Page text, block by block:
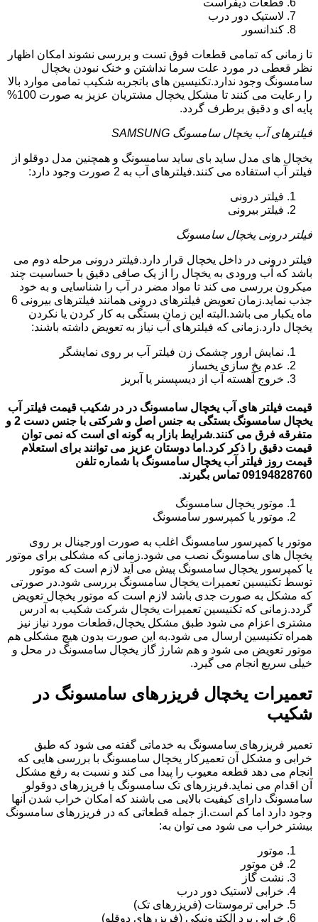
لاستیک دور درب
کندانسور
تا زمانی که تمامی قطعات فوق تست و بررسی نشوند امکان اظهار
نظر قعطی در مورد علت سرما نداشتن و خنک نبودن یخچال
سامسونگ وجود ندارد.تکنیسین های باتجربه شکیب تمامی موارد بالا
را رعایت می کنند تا مشکل یخچال مشتریان عزیز به صورت 100%
پایه ای و دقیق برطرف گردد.
فیلترهای آب یخچال سامسونگ SAMSUNG
یخچال های مدل ساید بای ساید سامسونگ و همچنین مدل دوقلو از
فیلتر آب استفاده می کنند.فیلترهای آب به 2 صورت وجود دارد:
فیلتر درونی
فیلتر بیرونی
فیلتر درونی یخچال سامسونگ
فیلتر درونی در داخل یخچال قرار دارد.فیلتر درونی مرحله دوم می
باشد که آب ورودی به یخچال را از یک صافی دقیق با حساسیت چند
میکرون بررسی می کند تا مواد مضر در آب را شناسایی و به خود
جذب نماید.زمان تعویض فیلترهای درونی همانند فیلترهای بیرونی 6
ماه یکبار می باشد.البته این زمان بستگی به کار کردن یا نکردن
یخچال دارد.زمانی که فیلترهای آب نیاز به تعویض داشته باشند:
نمایش ارور چشمک زن فیلتر آب بر روی نمایشگر
عدم یخ سازی یخساز
خروج آهسته آب از دیسپسنر یا آبریز
قیمت فیلتر های آب یخچال سامسونگ در در شکیب قیمت فیلتر آب
یخچال سامسونگ بستگی به جنس اصل و شرکتی با جنس دست 2 و
متفرقه فرق می کنند.شرایط بازار به گونه ای است که نمی توان
قیمت دقیق را ذکر کرد.اما دوستان عزیز می توانند برای استعلام
قیمت روز فیلتر آب یخچال سامسونگ با شماره تلفن
09194828760 تماس بگیرند.
موتور یخچال سامسونگ
موتور یا کمپرسور سامسونگ
موتور یا کمپرسور سامسونگ اغلب به صورت اورجینال بر روی
یخچال های سامسونگ نصب می شود.زمانی که مشکلی برای موتور
یا کمپرسور یخچال سامسونگ پیش می آید لازم است که موتور
توسط تکنیسین تعمیرات یخچال سامسونگ بررسی شود.در صورتی
که مشکل به صورت جدی باشد لازم است که موتور یخچال تعویض
گردد.زمانی که تکنیسین تعمیرات یخچال شرکت شکیب به آدرس
مشتری اعزام می شود طبق مشکل یخچال،قطعات مورد نیاز نیز
همراه تکنیسین ارسال می شود.به این صورت بدون هیچ مشکلی هم
موتور تعویض می شود و هم شارژ گاز یخچال سامسونگ در محل و
خیلی سریع انجام می گیرد.
تعمیرات یخچال فریزرهای سامسونگ در
شکیب
تعمیر فریزرهای سامسونگ به خدماتی گفته می شود که طبق
خرابی و مشکل آن تعمیرکار یخچال سامسونگ با بررسی هایی که
انجام می دهد قطعه معیوب را پیدا می کند و نسبت به رفع مشکل
آن اقدام می نماید.فریزرهای تک سامسونگ یا فریزرهای دوقولو
سامسونگ دارای کیفیت بالایی می باشند که امکان خراب شدن آنها
وجود دارد اما کم است.از جمله قطعاتی که در فریزرهای سامسونگ
بیشتر خراب می شود می توان به:
موتور
فن موتور
نشت گاز
خرابی لاستیک دور درب
خرابی ترموستات (فریزرهای تک)
خرابی برد الکترونیکی (فریزرهای دوقلو)